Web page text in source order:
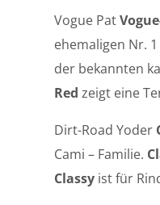
Vogue Pat
ehemaligen Nr.
der bekannten
Red zeigt eine
Dirt-Road Yoder
Cami – Familie.
Classy ist für